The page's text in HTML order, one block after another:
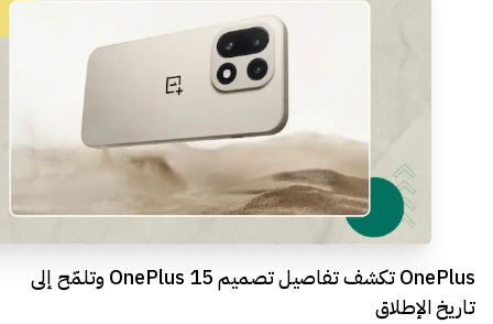
OnePlus تكشف تفاصيل تصميم OnePlus 15 وتلمّح إلى
تاريخ الإطلاق